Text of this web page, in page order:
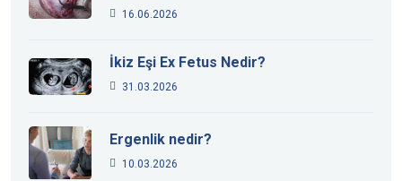
16.06.2026
İkiz Eşi Ex Fetus Nedir?
31.03.2026
Ergenlik nedir?
10.03.2026